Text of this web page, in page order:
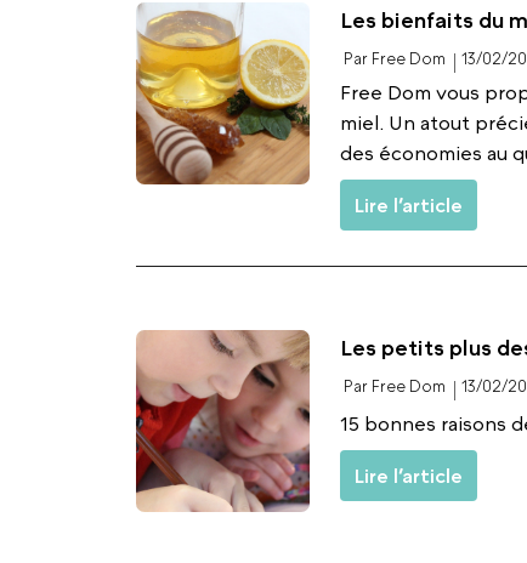
Les bienfaits du
Par Free Dom 13/02/
Free Dom vous
miel. Un atout
des économies au
Lire l’article
Les petits plus
Par Free Dom 13/02/
15 bonnes raisons
Lire l’article